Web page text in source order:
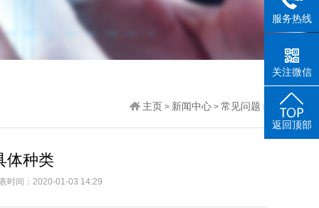
服务热线
关注微信
返回顶部
主页 > 新闻中心 > 常见问题 >
体种类
时间：2020-01-03 14:29